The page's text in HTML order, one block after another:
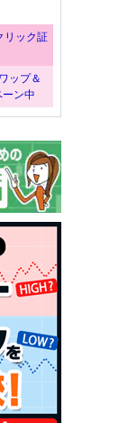
リック証
ップ＆
ン中